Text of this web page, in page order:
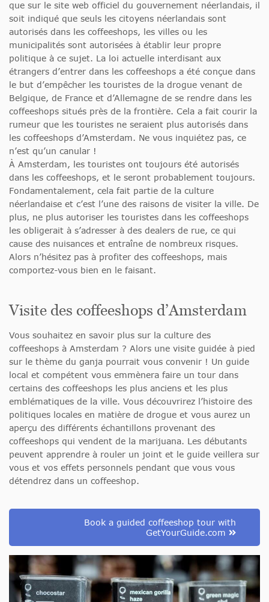
que sur le site web officiel du gouvernement néerlandais, il
soit indiqué que seuls les citoyens néerlandais sont
autorisés dans les coffeeshops, les villes ou les
municipalités sont autorisées à établir leur propre
politique à ce sujet. La loi actuelle interdisant aux
étrangers d’entrer dans les coffeeshops a été conçue dans
le but d’empêcher les touristes de la drogue venant de
Belgique, de France et d’Allemagne de se rendre dans les
coffeeshops situés près de la frontière. Cela a fait courir la
rumeur que les touristes ne seraient plus autorisés dans
les coffeeshops d’Amsterdam. Ne vous inquiétez pas, ce
n’est qu’un canular !
À Amsterdam, les touristes ont toujours été autorisés
dans les coffeeshops, et le seront probablement toujours.
Fondamentalement, cela fait partie de la culture
néerlandaise et c’est l’une des raisons de visiter la ville. De
plus, ne plus autoriser les touristes dans les coffeeshops
les obligerait à s’adresser à des dealers de rue, ce qui
cause des nuisances et entraîne de nombreux risques.
Alors n’hésitez pas à profiter des coffeeshops, mais
comportez-vous bien en le faisant.
Visite des coffeeshops d’Amsterdam
Vous souhaitez en savoir plus sur la culture des
coffeeshops à Amsterdam ? Alors une visite guidée à pied
sur le thème du ganja pourrait vous convenir ! Un guide
local et compétent vous emmènera faire un tour dans
certains des coffeeshops les plus anciens et les plus
emblématiques de la ville. Vous découvrirez l’histoire des
politiques locales en matière de drogue et vous aurez un
aperçu des différents échantillons provenant des
coffeeshops qui vendent de la marijuana. Les débutants
peuvent apprendre à rouler un joint et le guide veillera sur
vous et vos effets personnels pendant que vous vous
détendrez dans un coffeeshop.
Book a guided coffeeshop tour with
GetYourGuide.com